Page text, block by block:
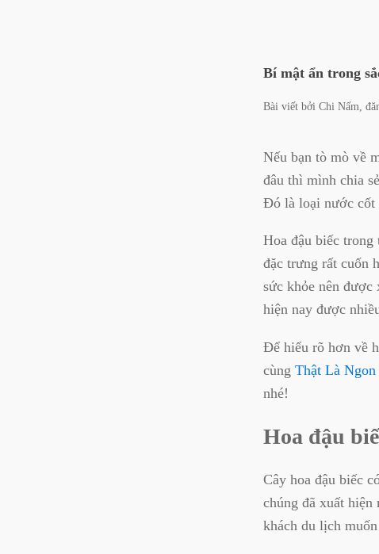
Bí mật ẩn trong
Bài viết bởi Chi Nấm,
Nếu bạn tò mò về
đâu thì mình chia
Đó là loại nước cốt
Hoa đậu biếc trong
đặc trưng rất cuốn
sức khỏe nên được
hiện nay được
Để hiểu rõ hơn về
cùng Thật Là Ngon
nhé!
Hoa đậu
Cây hoa đậu biếc
chúng đã xuất
khách du lịch